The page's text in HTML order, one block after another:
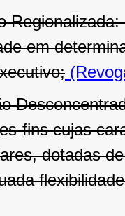
em
fins cujas
dotadas